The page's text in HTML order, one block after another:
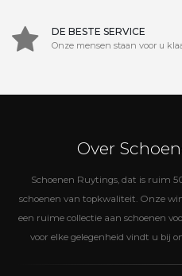
DE BESTE SERVICE
Onze mensen staan voor u
Over
Schoenen Ruytings, dat is ruim
schoenen van topkwaliteit. Onze
een ruime collectie aan schoenen
voor elke gelegenheid vindt u bij